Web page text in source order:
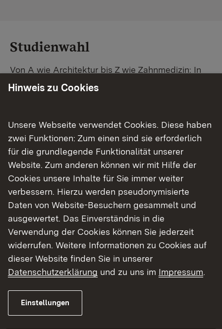
Studienwahl
Von A wie Architektur bis Z wie Zahnmedizin: In
Baden-Württemberg warten unzählige
Studiengangsuche schnell den passenden
Studienplatz. Außerdem gibt's eine Schritt-für-
Schritt-Anleitung zu deinem Traum-Studium.
Finde dein Studium in Baden-Württemberg
Hinweis zu Cookies
Unsere Webseite verwendet Cookies. Diese haben
zwei Funktionen: Zum einen sind sie erforderlich
für die grundlegende Funktionalität unserer
Website. Zum anderen können wir mit Hilfe der
Cookies unsere Inhalte für Sie immer weiter
verbessern. Hierzu werden pseudonymisierte
Daten von Website-Besuchern gesammelt und
ausgewertet. Das Einverständnis in die
Verwendung der Cookies können Sie jederzeit
widerrufen. Weitere Informationen zu Cookies auf
dieser Website finden Sie in unserer
Datenschutzerklärung und zu uns im Impressum.
Einstellungen